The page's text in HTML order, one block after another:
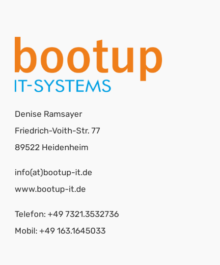
Denise Ramsayer
Friedrich-Voith-Str. 77
89522 Heidenheim
info(at)bootup-it.de
www.bootup-it.de
Telefon: +49 7321.3532736
Mobil: +49 163.1645033